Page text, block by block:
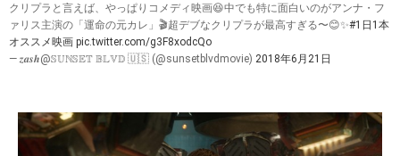
クリプラと言えば、やっぱりコメディ映画😆中でも特に面白いのがアンナ・フ
ァリス主演の「運命の元カレ」🎬超デブなクリプラが最高すぎる〜😊✨#1日1本
オススメ映画 pic.twitter.com/g3F8xodcQo
— 𝒛𝒂𝒔𝒉@𝕊‌𝕌‌ℕ‌𝕊‌𝔼‌𝕋 𝔹‌𝕃‌𝕍‌𝔻 🇺🇸 (@sunsetblvdmovie) 2018年6月21日